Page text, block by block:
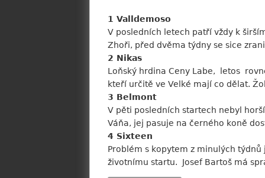
1 Valldemoso
V posledních letech patří vždy k
Zhoři, před dvěma týdny se sice
2 Nikas
Loňský hrdina Ceny Labe, letos
kteří určitě ve Velké mají co dělat.
3 Belmont
V pěti posledních startech nebyl
Váňa, jej pasuje na černého koně
4 Sixteen
Problém s kopytem z minulých
životnímu startu. Josef Bartoš má